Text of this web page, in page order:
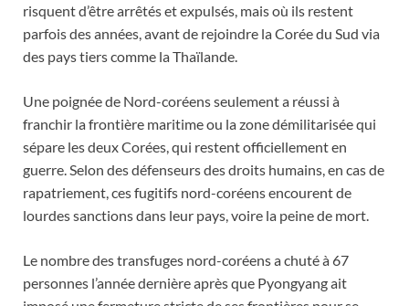
risquent d’être arrêtés et expulsés, mais où ils restent
parfois des années, avant de rejoindre la Corée du Sud via
des pays tiers comme la Thaïlande.
Une poignée de Nord-coréens seulement a réussi à
franchir la frontière maritime ou la zone démilitarisée qui
sépare les deux Corées, qui restent officiellement en
guerre. Selon des défenseurs des droits humains, en cas de
rapatriement, ces fugitifs nord-coréens encourent de
lourdes sanctions dans leur pays, voire la peine de mort.
Le nombre des transfuges nord-coréens a chuté à 67
personnes l’année dernière après que Pyongyang ait